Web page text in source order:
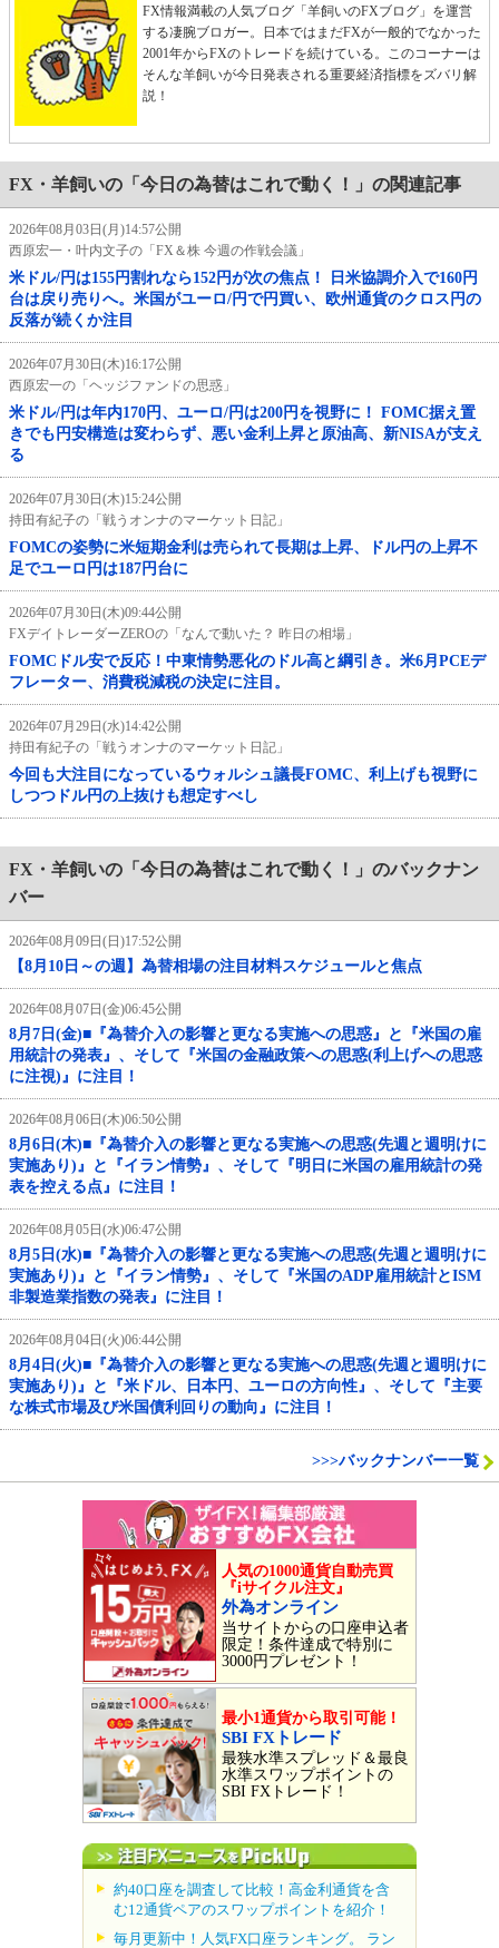
FX情報満載の人気ブログ「羊飼いのFXブログ」を運営
する凄腕ブロガー。日本ではまだFXが一般的でなかった
2001年からFXのトレードを続けている。このコーナーは
そんな羊飼いが今日発表される重要経済指標をズバリ解
説！
FX・羊飼いの「今日の為替はこれで動く！」の関連記事
2026年08月03日(月)14:57公開
西原宏一・叶内文子の「FX＆株 今週の作戦会議」
米ドル/円は155円割れなら152円が次の焦点！ 日米協調介入で160円
台は戻り売りへ。米国がユーロ/円で円買い、欧州通貨のクロス円の
反落が続くか注目
2026年07月30日(木)16:17公開
西原宏一の「ヘッジファンドの思惑」
米ドル/円は年内170円、ユーロ/円は200円を視野に！ FOMC据え置
きでも円安構造は変わらず、悪い金利上昇と原油高、新NISAが支え
る
2026年07月30日(木)15:24公開
持田有紀子の「戦うオンナのマーケット日記」
FOMCの姿勢に米短期金利は売られて長期は上昇、ドル円の上昇不
足でユーロ円は187円台に
2026年07月30日(木)09:44公開
FXデイトレーダーZEROの「なんで動いた？ 昨日の相場」
FOMCドル安で反応！中東情勢悪化のドル高と綱引き。米6月PCEデ
フレーター、消費税減税の決定に注目。
2026年07月29日(水)14:42公開
持田有紀子の「戦うオンナのマーケット日記」
今回も大注目になっているウォルシュ議長FOMC、利上げも視野に
しつつドル円の上抜けも想定すべし
FX・羊飼いの「今日の為替はこれで動く！」のバックナン
バー
2026年08月09日(日)17:52公開
【8月10日～の週】為替相場の注目材料スケジュールと焦点
2026年08月07日(金)06:45公開
8月7日(金)■『為替介入の影響と更なる実施への思惑』と『米国の雇
用統計の発表』、そして『米国の金融政策への思惑(利上げへの思惑
に注視)』に注目！
2026年08月06日(木)06:50公開
8月6日(木)■『為替介入の影響と更なる実施への思惑(先週と週明けに
実施あり)』と『イラン情勢』、そして『明日に米国の雇用統計の発
表を控える点』に注目！
2026年08月05日(水)06:47公開
8月5日(水)■『為替介入の影響と更なる実施への思惑(先週と週明けに
実施あり)』と『イラン情勢』、そして『米国のADP雇用統計とISM
非製造業指数の発表』に注目！
2026年08月04日(火)06:44公開
8月4日(火)■『為替介入の影響と更なる実施への思惑(先週と週明けに
実施あり)』と『米ドル、日本円、ユーロの方向性』、そして『主要
な株式市場及び米国債利回りの動向』に注目！
>>>バックナンバー一覧
人気の1000通貨自動売買
『iサイクル注文』
外為オンライン
当サイトからの口座申込者
限定！条件達成で特別に
3000円プレゼント！
最小1通貨から取引可能！
SBI FXトレード
最狭水準スプレッド＆最良
水準スワップポイントの
SBI FXトレード！
約40口座を調査して比較！高金利通貨を含
む12通貨ペアのスワップポイントを紹介！
毎月更新中！人気FX口座ランキング。 ラン